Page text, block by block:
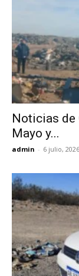
Noticias de
Mayo y...
admin - 6 julio, 2026